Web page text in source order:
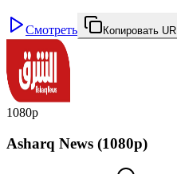
Смотреть Копировать URL
1080p
Asharq News (1080p)